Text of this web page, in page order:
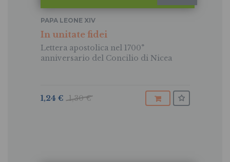
In unitate fidei
Lettera apostolica nel 1700°
anniversario del Concilio di Nicea
PAPA LEONE XIV
1,30 €
1,24 €